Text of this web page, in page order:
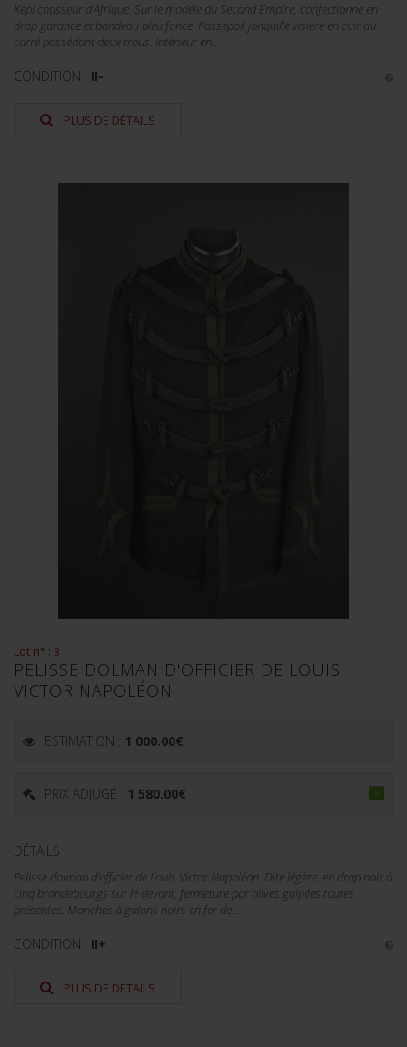
Képi chasseur d'Afrique. Sur le modèle du Second Empire, confectionné en
drap garance et bandeau bleu foncé. Passepoil jonquille visière en cuir au
carré possédant deux trous. Intérieur en...
CONDITION : II-
PLUS DE DÉTAILS
Lot n° : 3
PELISSE DOLMAN D'OFFICIER DE LOUIS
VICTOR NAPOLÉON
ESTIMATION : 1 000.00€
PRIX ADJUGÉ : 1 580.00€
DÉTAILS :
Pelisse dolman d'officier de Louis Victor Napoléon. Dite légère, en drap noir à
cinq brandebourgs sur le devant, fermeture par olives guipées toutes
présentes. Manches à galons noirs en fer de...
CONDITION : II+
PLUS DE DÉTAILS